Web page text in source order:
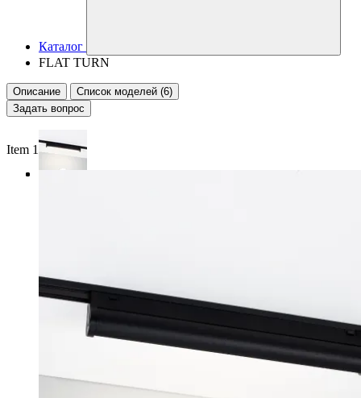
Каталог
FLAT TURN
Описание
Список моделей (6)
Задать вопрос
Item 1 of 3